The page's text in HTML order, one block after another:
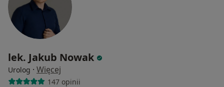
lek. Jakub Nowak
Urolog · Więcej
147 opinii